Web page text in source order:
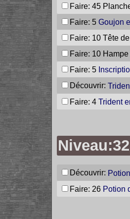
Faire: 45
Faire: 5 Goujon
Faire: 10 Tête
Faire: 10
Faire: 5
Découvrir:
Faire: 4 Trident
Découvrir:
Faire: 26 Potion